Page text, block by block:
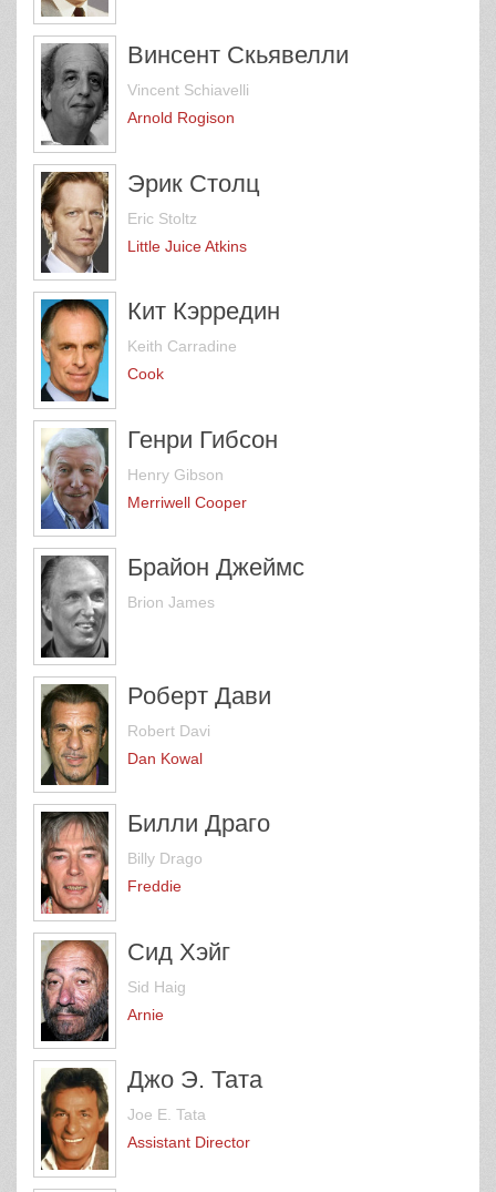
Винсент Скьявелли
Vincent Schiavelli
Arnold Rogison
Эрик Столц
Eric Stoltz
Little Juice Atkins
Кит Кэрредин
Keith Carradine
Cook
Генри Гибсон
Henry Gibson
Merriwell Cooper
Брайон Джеймс
Brion James
Роберт Дави
Robert Davi
Dan Kowal
Билли Драго
Billy Drago
Freddie
Сид Хэйг
Sid Haig
Arnie
Джо Э. Тата
Joe E. Tata
Assistant Director